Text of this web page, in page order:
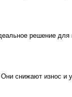
решение
снижают износ и